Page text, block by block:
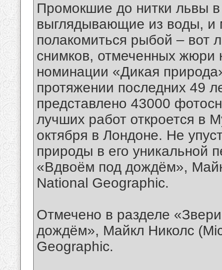
Промокшие до нитки львы
выглядывающие из воды, и
полакомиться рыбой – вот
снимков, отмеченных жюри
номинации «Дикая
протяжении последних 49
представлено 43000
лучших работ откроется в
октября в Лондоне. Не
природы в его уникальной
«Вдвоём под дождём»,
National Geographic.
Отмечено в разделе
дождём», Майкл Николс
Geographic.